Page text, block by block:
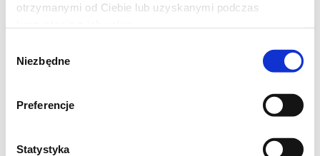
otrzymanymi od Ciebie lub uzyskanymi podczas
zgody
Niezbędne
Preferencje
Statystyka